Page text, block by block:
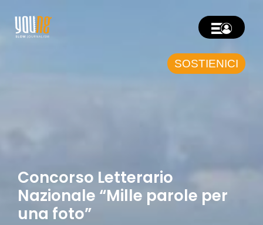
SOSTIENICI
Concorso Letterario
Nazionale “Mille parole per
una foto”